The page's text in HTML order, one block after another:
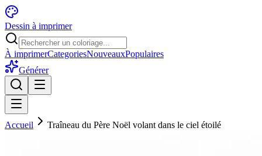
Dessin à imprimer
À imprimerCategoriesNouveauxPopulaires
Générer
Accueil Traîneau du Père Noël volant dans le ciel étoilé